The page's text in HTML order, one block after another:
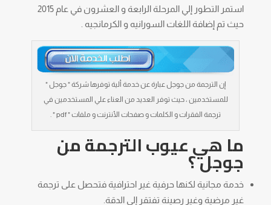
استمر التطور إلي المرحلة الرابعة و العشرون في عام 2015
حيث تم إضافة اللغات السورانيه و الكرمانجيه .
إن الترجمة من جوجل عبارة عن خدمة ألية توفرها شركة " جوجل "
للمستخدمين ، حيث توفر العديد من العناء علي المستخدمين في
ترجمة الفقرات و الكلمات و صفحات الأنترنت و ملفات " pdf " .
ما هي عيوب الترجمة من
جوجل ؟
خدمة مجانية لكنها حرفية غير احترافية فتحصل على ترجمة
غير مرضية وغير رصينة تفتقر إلى الدقة.